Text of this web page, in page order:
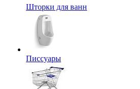
Шторки для ванн
Писсуары